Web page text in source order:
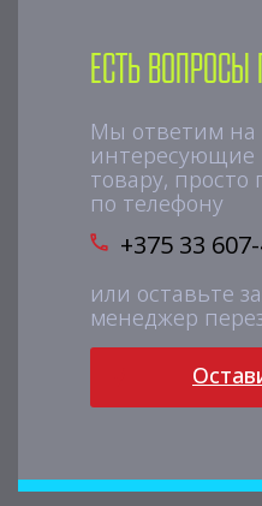
Есть вопросы
Мы ответим на
интересующие
товару,
по телефону
+375 33
или оставьте
менеджер